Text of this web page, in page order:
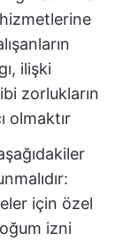
ilişki
zorlukların
olmaktır
için özel
izni